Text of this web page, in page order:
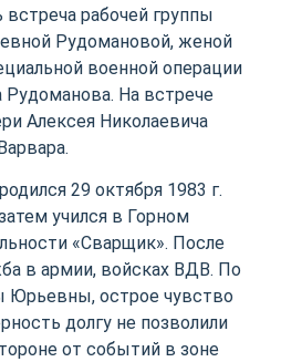
рабочей группы
Рудомановой, женой
военной операции
Рудоманова. На встрече
Алексея Николаевича
29 октября 1983 г.
учился в Горном
«Сварщик». После
в армии, войсках ВДВ. По
Юрьевны, острое чувство
долгу не позволили
от событий в зоне